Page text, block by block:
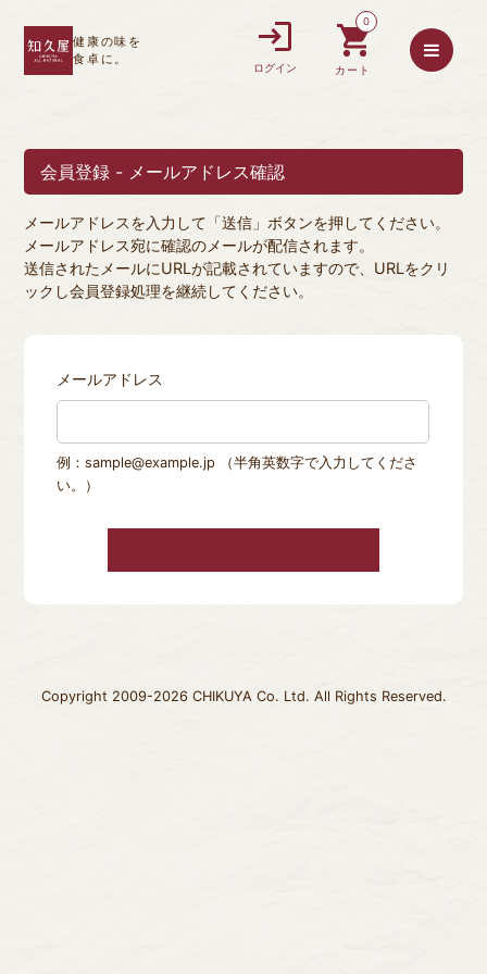
健康の味を
食卓に。
ログイン
0
カート
会員登録 - メールアドレス確認
メールアドレスを入力して「送信」ボタンを押してください。
メールアドレス宛に確認のメールが配信されます。
送信されたメールにURLが記載されていますので、URLをクリ
ックし会員登録処理を継続してください。
メールアドレス
例：sample@example.jp （半角英数字で入力してくださ
い。）
Copyright 2009-2026 CHIKUYA Co. Ltd. All Rights Reserved.